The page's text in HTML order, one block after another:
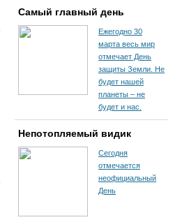
Самый главный день
Ежегодно 30
марта весь мир
отмечает День
защиты Земли. Не
будет нашей
планеты – не
будет и нас.
Непотопляемый видик
Сегодня
отмечается
неофициальный
День